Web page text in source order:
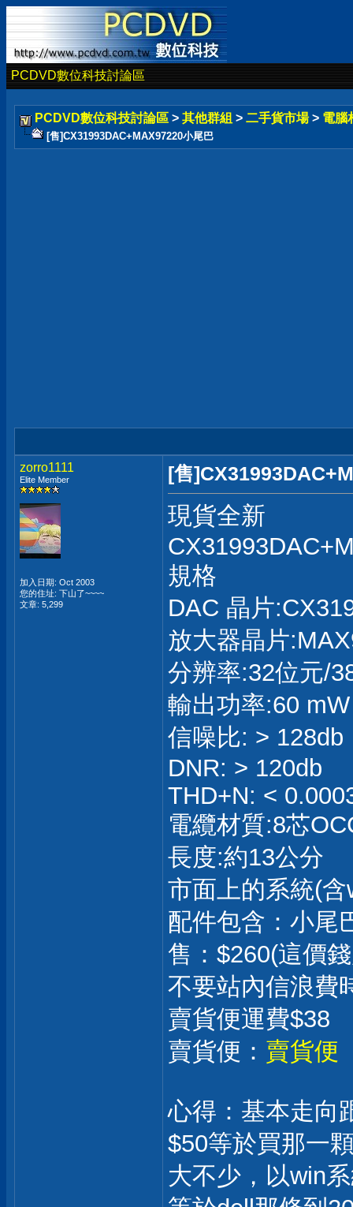
PCDVD數位科技討論區
PCDVD數位科技討論區 > 其他群組 > 二手貨市場 > 電腦
[售]CX31993DAC+MAX97220小尾巴
zorro1111
Elite Member
加入日期: Oct 2003
您的住址: 下山了~~~~
文章: 5,299
[售
現貨全新
規格
DAC 晶片
放大器晶片
分辨率:32位元/
輸出功率:60
信噪比: > 128db
DNR: > 120db
THD+N: <
電纜材質:8芯
長度:約13公分
市面上的系統(
配件包含：小尾
售：$260(這價
不要站內信浪費
賣貨便運費$38
賣貨便： 賣貨便
心得：基本走向
$50等於買那一
大不少，以win